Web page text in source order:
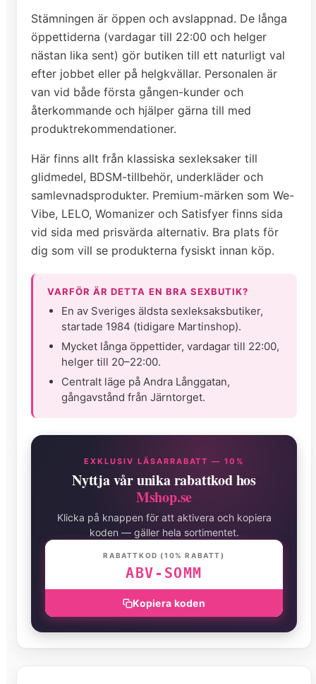
Stämningen är öppen och avslappnad. De långa
öppettiderna (vardagar till 22:00 och helger
nästan lika sent) gör butiken till ett naturligt val
efter jobbet eller på helgkvällar. Personalen är
van vid både första gången-kunder och
återkommande och hjälper gärna till med
produktrekommendationer.
Här finns allt från klassiska sexleksaker till
glidmedel, BDSM-tillbehör, underkläder och
samlevnadsprodukter. Premium-märken som We-
Vibe, LELO, Womanizer och Satisfyer finns sida
vid sida med prisvärda alternativ. Bra plats för
dig som vill se produkterna fysiskt innan köp.
VARFÖR ÄR DETTA EN BRA SEXBUTIK?
En av Sveriges äldsta sexleksaksbutiker,
startade 1984 (tidigare Martinshop).
Mycket långa öppettider, vardagar till 22:00,
helger till 20–22:00.
Centralt läge på Andra Långgatan,
gångavstånd från Järntorget.
EXKLUSIV LÄSARRABATT — 10%
Nyttja vår unika rabattkod hos
Mshop.se
Klicka på knappen för att aktivera och kopiera
koden — gäller hela sortimentet.
RABATTKOD (10% RABATT)
ABV-SOMM
Kopiera koden